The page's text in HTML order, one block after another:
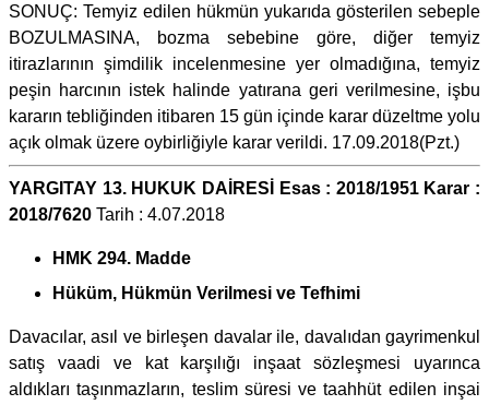
SONUÇ: Temyiz edilen hükmün yukarıda gösterilen sebeple
BOZULMASINA, bozma sebebine göre, diğer temyiz
itirazlarının şimdilik incelenmesine yer olmadığına, temyiz
peşin harcının istek halinde yatırana geri verilmesine, işbu
kararın tebliğinden itibaren 15 gün içinde karar düzeltme yolu
açık olmak üzere oybirliğiyle karar verildi. 17.09.2018(Pzt.)
YARGITAY 13. HUKUK DAİRESİ Esas : 2018/1951 Karar :
2018/7620 Tarih : 4.07.2018
HMK 294. Madde
Hüküm, Hükmün Verilmesi ve Tefhimi
Davacılar, asıl ve birleşen davalar ile, davalıdan gayrimenkul
satış vaadi ve kat karşılığı inşaat sözleşmesi uyarınca
aldıkları taşınmazların, teslim süresi ve taahhüt edilen inşai